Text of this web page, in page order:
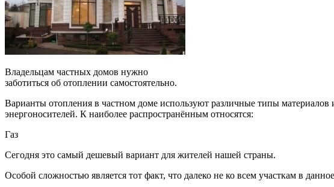
Владельцам частных домов нужно
заботиться об отоплении самостоятельно.
Варианты отопления в частном доме используют различные типы
энергоносителей. К наиболее распространённым относятся:
Газ
Сегодня это самый дешевый вариант для жителей нашей страны.
Особой сложностью является тот факт, что далеко не ко всем участкам в